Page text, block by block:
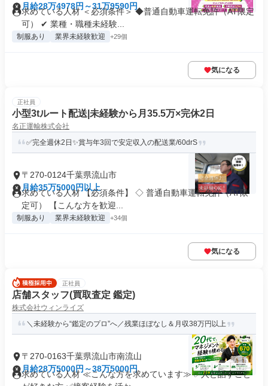
月給28万4978円～31万9590円
求めている人材 ＜必須条件＞ ◆普通自動車運転免許（AT限定
可） ✔ 業種・職種未経験...
制服あり 業界未経験歓迎 +29個
気になる
正社員
小型3tルート配送|未経験から月35.5万×完休2日
名正運輸株式会社
✅完全週休2日✨賞与年3回で安定収入の配送業/60drS
〒270-0124千葉県流山市
月給35万5000円以上
求めている人材 【必須条件】 ◇ 普通自動車運転免許（AT限
定可） 【こんな方を歓迎...
制服あり 業界未経験歓迎 +34個
気になる
正社員
店舗スタッフ(買取査定 鑑定)
株式会社ウィンライズ
＼未経験から“鑑定のプロ”へ／残業ほぼなし＆月収38万円以上
〒270-0163千葉県流山市南流山
月給28万5000円～38万5000円
求めている人材 ≪こんな方を求めています≫ ✅人と話すこと